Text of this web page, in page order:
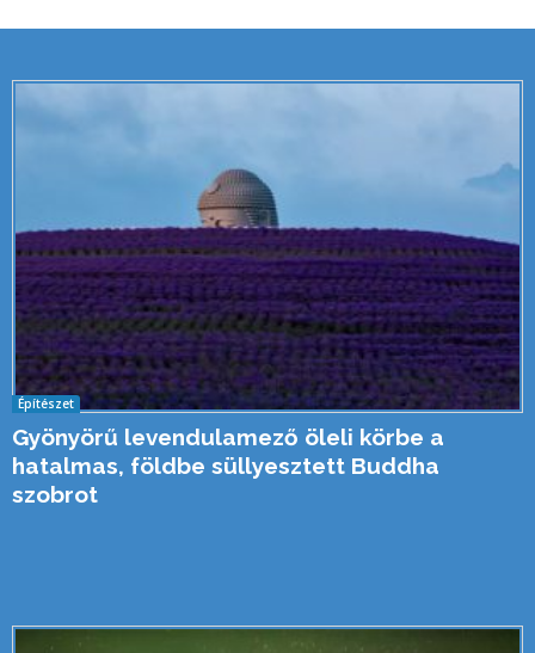
Építészet
Gyönyörű levendulamező öleli körbe a
hatalmas, földbe süllyesztett Buddha
szobrot